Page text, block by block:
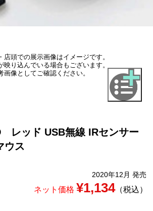
店頭での展示画像はイメージです。
映り込んでいる場合もございます。
画像としてご確認ください。
レッド USB無線 IRセンサー
ウス
2020年12月 発売
ネット価格 ¥1,134（税込）